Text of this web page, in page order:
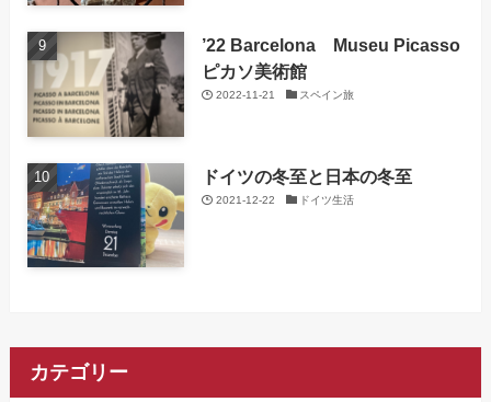
’22 Barcelona Museu Picasso
ピカソ美術館
2022-11-21 スペイン旅
ドイツの冬至と日本の冬至
2021-12-22 ドイツ生活
カテゴリー